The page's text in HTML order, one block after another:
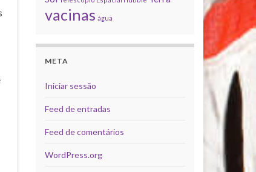
vacinas água
META
Iniciar sessão
Feed de entradas
Feed de comentários
WordPress.org